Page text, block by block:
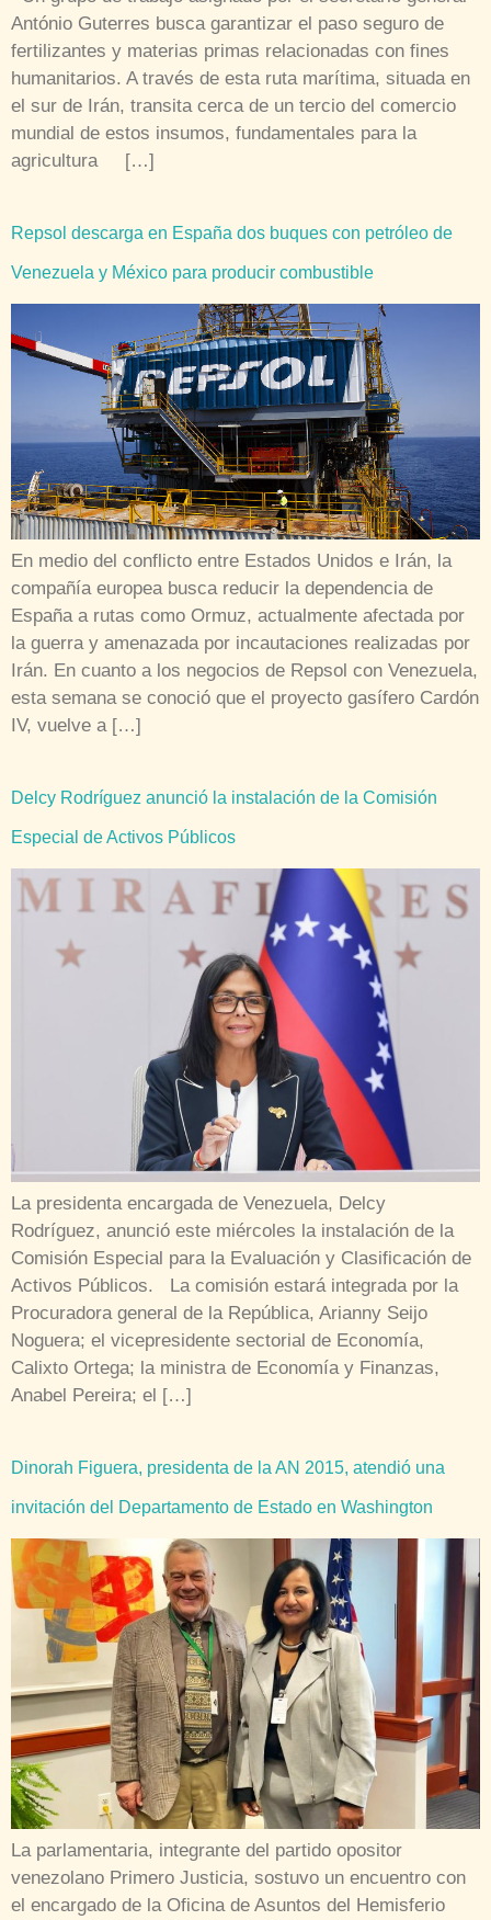
António Guterres busca garantizar el paso seguro de
fertilizantes y materias primas relacionadas con fines
humanitarios. A través de esta ruta marítima, situada en
el sur de Irán, transita cerca de un tercio del comercio
mundial de estos insumos, fundamentales para la
agricultura […]
Repsol descarga en España dos buques con petróleo de
Venezuela y México para producir combustible
En medio del conflicto entre Estados Unidos e Irán, la
compañía europea busca reducir la dependencia de
España a rutas como Ormuz, actualmente afectada por
la guerra y amenazada por incautaciones realizadas por
Irán. En cuanto a los negocios de Repsol con Venezuela,
esta semana se conoció que el proyecto gasífero Cardón
IV, vuelve a […]
Delcy Rodríguez anunció la instalación de la Comisión
Especial de Activos Públicos
La presidenta encargada de Venezuela, Delcy
Rodríguez, anunció este miércoles la instalación de la
Comisión Especial para la Evaluación y Clasificación de
Activos Públicos. La comisión estará integrada por la
Procuradora general de la República, Arianny Seijo
Noguera; el vicepresidente sectorial de Economía,
Calixto Ortega; la ministra de Economía y Finanzas,
Anabel Pereira; el […]
Dinorah Figuera, presidenta de la AN 2015, atendió una
invitación del Departamento de Estado en Washington
La parlamentaria, integrante del partido opositor
venezolano Primero Justicia, sostuvo un encuentro con
el encargado de la Oficina de Asuntos del Hemisferio